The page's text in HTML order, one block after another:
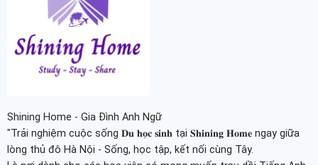
Shining Home - Gia Đình Anh Ngữ
"Trải nghiệm cuộc sống 𝐃𝐮 𝐡𝐨̣𝐜 𝐬𝐢𝐧𝐡 tại 𝐒𝐡𝐢𝐧𝐢𝐧𝐠 𝐇𝐨𝐦𝐞 ngay giữa
lòng thủ đô Hà Nội - Sống, học tập, kết nối cùng Tây.